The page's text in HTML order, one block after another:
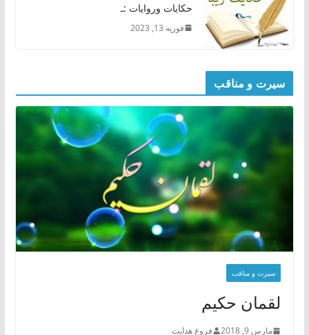
حکایات وروایات :ـ
فوریه 13, 2023
سیرت و مناقب
سیرت و منافب
لقمان حکیم
مارس 9, 2018 فروغ هدایت